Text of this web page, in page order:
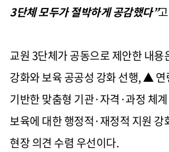
3단체 모두가 절박하게 공감했다”
교원3단체가 공동으로 제안한 내용
강화와 보육 공공성 강화 선행, ▲연
기반한 맞춤형 기관·자격·과정 체
보육에 대한 행정적·재정적 지원 강
현장 의견 수렴 우선이다.